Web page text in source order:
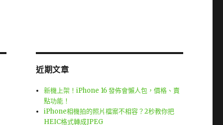
近期文章
新機上架！iPhone 16 發佈會懶人包，價格、賣
點功能！
iPhone相機拍的照片檔案不相容？2秒教你把
HEIC格式轉成JPEG